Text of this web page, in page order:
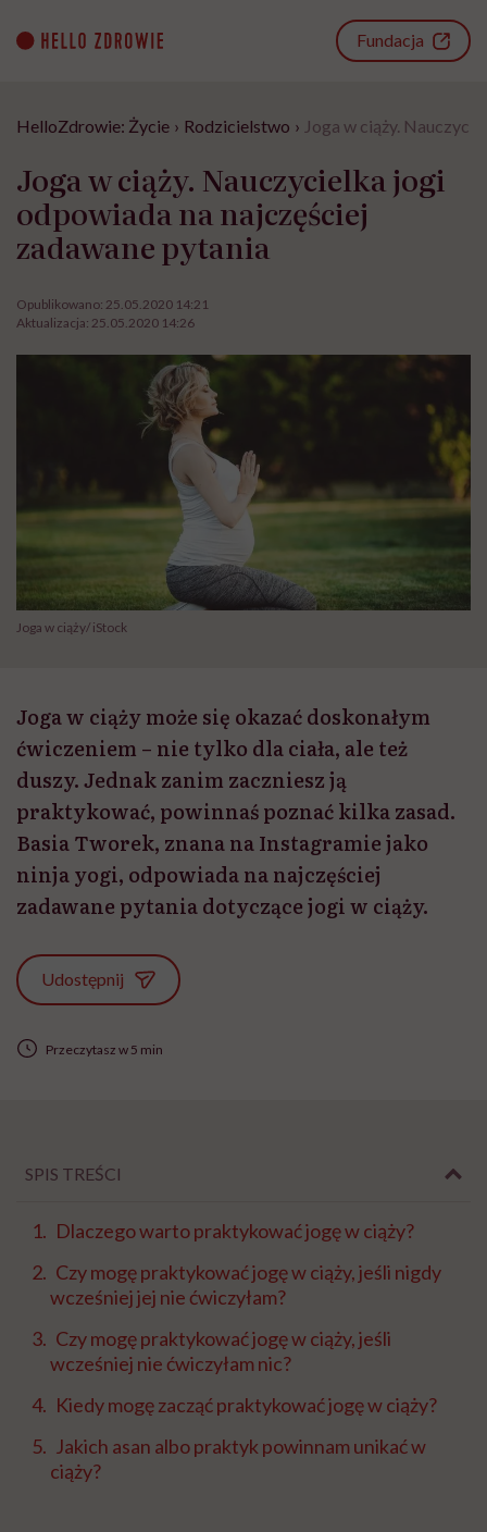
content
Fundacja
HelloZdrowie: Życie › Rodzicielstwo › Joga w ciąży.
Joga w ciąży. Nauczycielka jogi
odpowiada na najczęściej
zadawane pytania
Opublikowano: 25.05.2020 14:21
Aktualizacja: 25.05.2020 14:26
Joga w ciąży/ iStock
Joga w ciąży może się okazać doskonałym
ćwiczeniem – nie tylko dla ciała, ale też
duszy. Jednak zanim zaczniesz ją
praktykować, powinnaś poznać kilka zasad.
Basia Tworek, znana na Instagramie jako
ninja yogi, odpowiada na najczęściej
zadawane pytania dotyczące jogi w ciąży.
Udostępnij
Przeczytasz w 5 min
SPIS TREŚCI
Dlaczego warto praktykować jogę w ciąży?
Czy mogę praktykować jogę w ciąży, jeśli nigdy
wcześniej jej nie ćwiczyłam?
Czy mogę praktykować jogę w ciąży, jeśli
wcześniej nie ćwiczyłam nic?
Kiedy mogę zacząć praktykować jogę w ciąży?
Jakich asan albo praktyk powinnam unikać w
ciąży?